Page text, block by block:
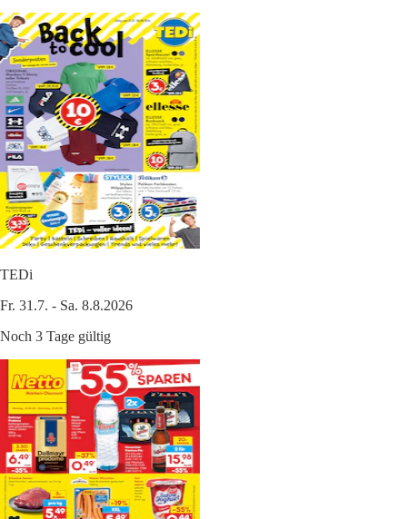
TEDi
Fr. 31.7. - Sa. 8.8.2026
Noch 3 Tage gültig